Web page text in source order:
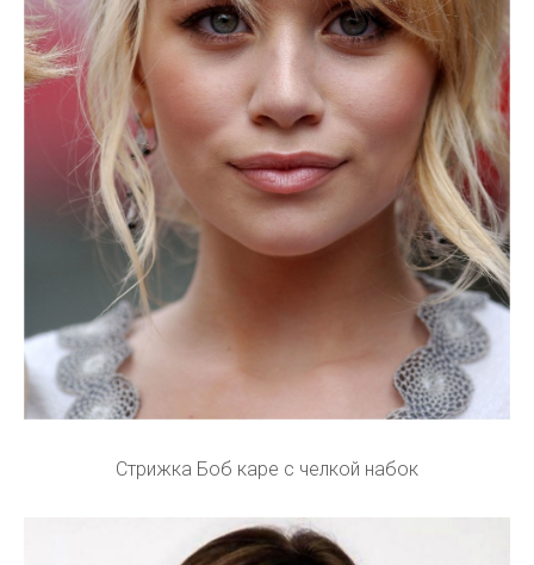
Стрижка Боб каре с челкой набок